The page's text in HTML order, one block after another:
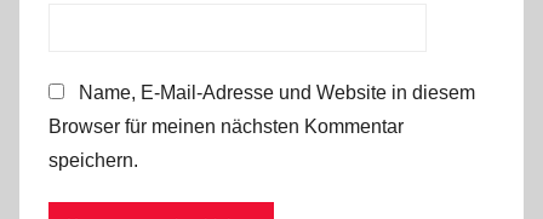
Name, E-Mail-Adresse und Website in diesem
Browser für meinen nächsten Kommentar
speichern.